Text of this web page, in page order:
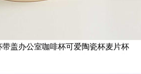
盖办公室咖啡杯可爱陶瓷杯麦片杯